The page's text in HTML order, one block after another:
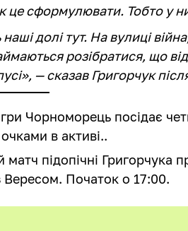
це сформулювати. Тобто у
долі тут. На вулиці
розібратися, що
— сказав Григорчук
гри Чорноморець посідає
в активі..
матч підопічні Григорчука
Вересом. Початок о 17:00.